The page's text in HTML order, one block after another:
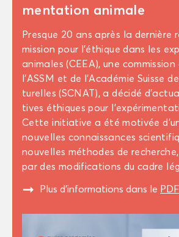
men­ta­tion ani­male
Presque 20 ans après la der­nière
mis­sion pour l’éthique dans les
ani­males (CEEA), une com­mis­sion
l’ASSM et de l’Aca­dé­mie Suisse
tu­relles (SCNAT), a dé­ci­dé
tives éthiques pour
Cette ini­tia­tive a été mo­ti­vée
nou­velles connais­sances
nou­velles mé­thodes de
par des mo­di­fi­ca­tions du cadre
" Plus d’in­for­ma­tions dans le PDF